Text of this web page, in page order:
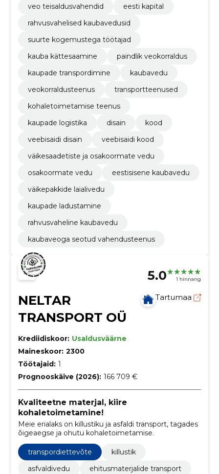
veo teisaldusvahendid
eesti kapital
rahvusvahelised kaubavedusid
suurte kogemustega töötajad
kauba kättesaamine
paindlik veokorraldus
kaupade transpordimine
kaubavedu
veokorraldusteenus
transportteenused
kohaletoimetamise teenus
kaupade logistika
disain
kood
veebisaidi disain
veebisaidi kood
väikesaadetiste ja osakoormate vedu
osakoormate vedu
eestisisene kaubavedu
väikepakkide laialivedu
kaupade ladustamine
rahvusvaheline kaubavedu
kaubaveoga seotud vahendusteenus
5.0 1 hinnang
NELTAR
TRANSPORT OÜ
Tartumaa
Krediidiskoor: Usaldusväärne
Maineskoor: 2300
Töötajaid: 1
Prognooskäive (2026): 166 709 €
Kvaliteetne materjal, kiire
kohaletoimetamine!
Meie erialaks on killustiku ja asfaldi transport, tagades
õigeaegse ja ohutu kohaletoimetamise.
transpordiettevõte
killustik
asfvaldivedu
ehitusmaterjalide transport